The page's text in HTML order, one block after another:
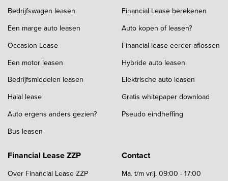
Bedrijfswagen leasen
Een marge auto leasen
Occasion Lease
Een motor leasen
Bedrijfsmiddelen leasen
Halal lease
Auto ergens anders gezien?
Bus leasen
Financial Lease berekenen
Auto kopen of leasen?
Financial lease eerder aflossen
Hybride auto leasen
Elektrische auto leasen
Gratis whitepaper download
Pseudo eindheffing
Financial Lease ZZP
Over Financial Lease ZZP
Contact
Ma. t/m vrij. 09:00 - 17:00